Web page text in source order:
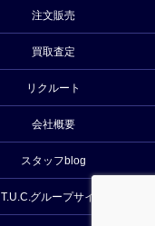
注文販売
買取査定
リクルート
会社概要
スタッフblog
T.U.C.グループサイト